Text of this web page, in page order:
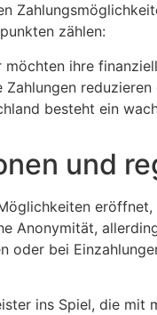
zählen:
möchten ihre
Zahlungen
besteht ein
und
Anonymität,
oder bei
ins Spiel, die